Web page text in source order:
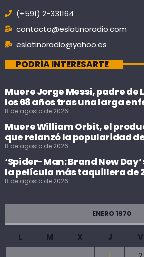
(+591) 2-331164
contacto@eslatinoradio.com
eslatinoradio@yahoo.es
PODRÍA INTERESARTE
Muere Jorge Messi, padre de
los 68 años tras una larga
8 de agosto de 2026
Muere William Orbit, el
que relanzó la popularidad
8 de agosto de 2026
‘Spider-Man: Brand New
la película más taquillera de
8 de agosto de 2026
ENERO 1970
L M X J V